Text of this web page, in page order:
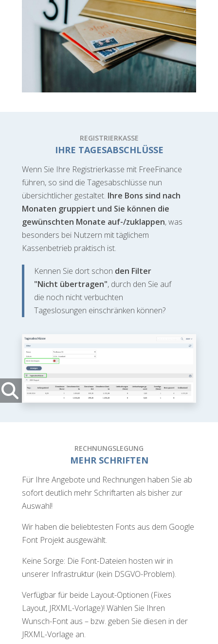
REGISTRIERKASSE
IHRE TAGESABSCHLÜSSE
Wenn Sie Ihre Registrierkasse mit FreeFinance
führen, so sind die Tagesabschlüsse nun
übersichtlicher gestaltet. Ihre Bons sind nach
Monaten gruppiert und Sie können die
gewünschten Monate auf-/zuklappen, was
besonders bei Nutzern mit täglichem
Kassenbetrieb praktisch ist.
Kennen Sie dort schon den Filter
"Nicht übertragen", durch den Sie auf
die noch nicht verbuchten
Tageslosungen einschränken können?
RECHNUNGSLEGUNG
MEHR SCHRIFTEN
Für Ihre Angebote und Rechnungen haben Sie ab
sofort deutlich mehr Schriftarten als bisher zur
Auswahl!
Wir haben die beliebtesten Fonts aus dem Google
Font Projekt ausgewählt.
Keine Sorge: Die Font-Dateien hosten wir in
unserer Infrastruktur (kein DSGVO-Problem).
Verfügbar für beide Layout-Optionen (Fixes
Layout, JRXML-Vorlage)! Wählen Sie Ihren
Wunsch-Font aus – bzw. geben Sie diesen in der
JRXML-Vorlage an.